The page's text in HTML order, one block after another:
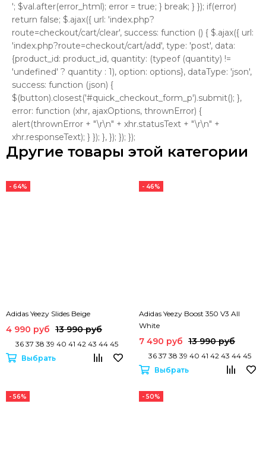
'; $val.after(error_html); error = true; } break; } }); if(error)
return false; $.ajax({ url: 'index.php?
route=checkout/cart/clear', success: function () { $.ajax({ url:
'index.php?route=checkout/cart/add', type: 'post', data:
{product_id: product_id, quantity: (typeof (quantity) !=
'undefined' ? quantity : 1), option: options}, dataType: 'json',
success: function (json) {
$(button).closest('#quick_checkout_form_p').submit(); },
error: function (xhr, ajaxOptions, thrownError) {
alert(thrownError + "\r\n" + xhr.statusText + "\r\n" +
xhr.responseText); } }); }, }); }); });
Другие товары этой категории
- 64%
Adidas Yeezy Slides Beige
4 990 руб 13 990 руб
36 37 38 39 40 41 42 43 44 45
Выбрать
- 46%
Adidas Yeezy Boost 350 V3 All
White
7 490 руб 13 990 руб
36 37 38 39 40 41 42 43 44 45
Выбрать
- 56% - 50%